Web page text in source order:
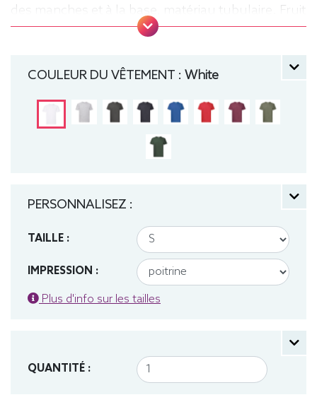
des manches et à la base, matériau tubulaire. Fruit
of the loom, Tee-shirt, manche courte, Homme,
COULEUR DU VÊTEMENT : White
PERSONNALISEZ :
TAILLE :
IMPRESSION :
Plus d'info sur les tailles
QUANTITÉ :